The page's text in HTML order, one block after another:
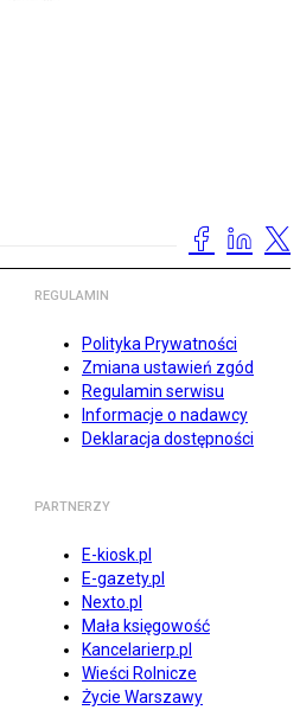
REGULAMIN
Polityka Prywatności
Zmiana ustawień zgód
Regulamin serwisu
Informacje o nadawcy
Deklaracja dostępności
PARTNERZY
E-kiosk.pl
E-gazety.pl
Nexto.pl
Mała księgowość
Kancelarierp.pl
Wieści Rolnicze
Życie Warszawy